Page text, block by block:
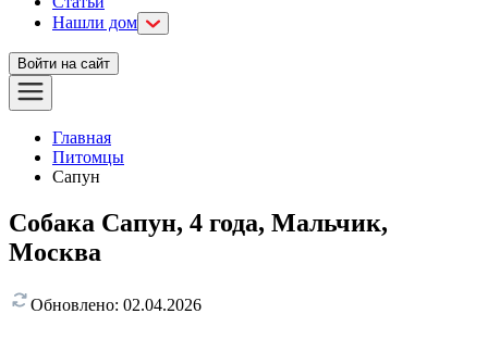
Нашли дом
Войти на сайт
Главная
Питомцы
Сапун
Собака Сапун, 4 года, Мальчик,
Москва
Обновлено: 02.04.2026